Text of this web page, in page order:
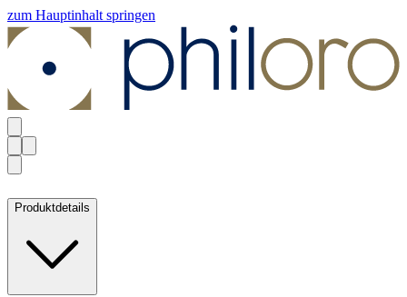
zum Hauptinhalt springen
Produktdetails